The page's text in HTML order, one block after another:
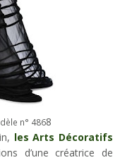
n° 4868
les Arts Décoratifs
d’une créatrice de